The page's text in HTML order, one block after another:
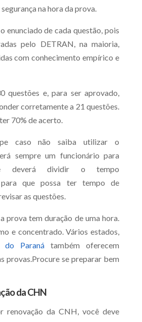
na hora da prova.
enunciado de cada questão, pois
pelo DETRAN, na maioria,
com conhecimento empírico e
questões e, para ser aprovado,
corretamente a 21 questões.
70% de acerto.
caso não saiba utilizar o
sempre um funcionário para
deverá dividir o tempo
para que possa ter tempo de
as questões.
prova tem duração de uma hora.
e concentrado. Vários estados,
do Paraná também oferecem
provas.Procure se preparar bem
da CHN
renovação da CNH, você deve